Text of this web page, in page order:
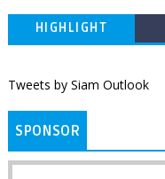
HIGHLIGHT
Tweets by Siam Outlook
SPONSOR